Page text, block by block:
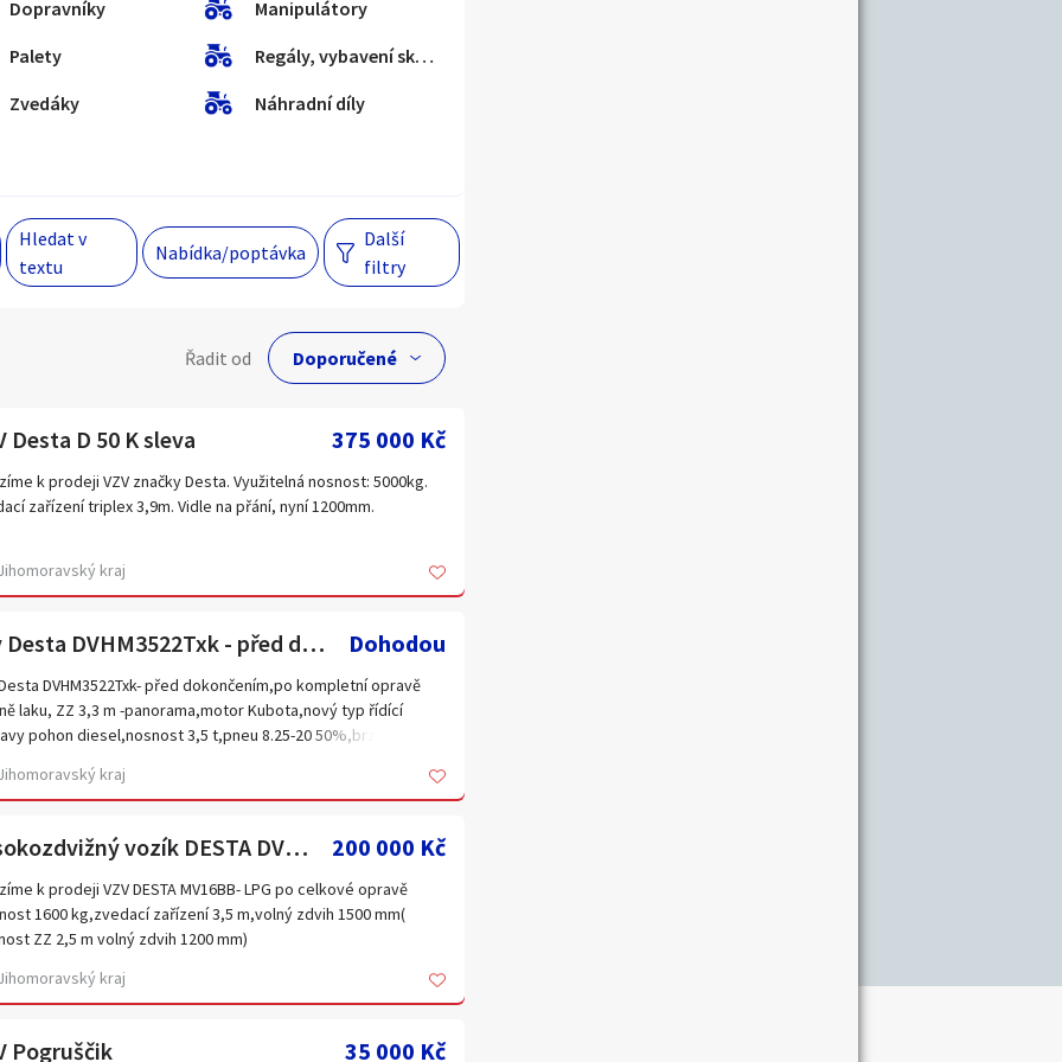
Dopravníky
Manipulátory
Palety
Regály, vybavení skladu
Zvedáky Náhradní díly
cena
Jihomoravský kraj
Kraj Vysočina
Liberecký kraj
Olomoucký kraj
Plzeňský kraj
Hledat v
textu
Nabídka/poptávka
Další
filtry
Řadit od
Desta D 50 K sleva 375 000 Kč
k prodeji VZV značky Desta. Využitelná nosnost: 5000kg.
zařízení triplex 3,9m. Vidle na přání, nyní 1200mm.
řada: D 50 k
: 5000kg
zdvihu: 3900 mm
zdvih: 1290 mm
Same Deutz 1000.4 W
kabiny: 2250 mm
1420 mm
diferenciálu. Vytápěná kabina.
je po generální opravě, údržbě a laku. Ideální pro středně
až náročnou manipulaci s materiálem uvnitř i venku.
kraj
vzv Desta DVHM3522Txk - před dokončením(foto ilustrační) Dohodou
DVHM3522Txk- před dokončením,po kompletní opravě
laku, ZZ 3,3 m -panorama,motor Kubota,nový typ řídící
pohon diesel,nosnost 3,5 t,pneu 8.25-20 50%,brzdy
až náročnou manipulaci s materiálem ve vnitř i venku
kraj
Vysokozdvižný vozík DESTA DV 16BB plyn + boční posuv 200 000 Kč
k prodeji VZV DESTA MV16BB- LPG po celkové opravě
1600 kg,zvedací zařízení 3,5 m,volný zdvih 1500 mm(
ZZ 2,5 m volný zdvih 1200 mm)
benzín/LPG
řazení s měničem
kraj
Pogruščik 35 000 Kč
Hlavní město Praha
Jihomoravský kraj
s personalizací nabídek, zasíláním
materiálů a upozornění.